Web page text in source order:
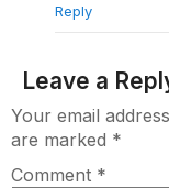
Reply
Leave a
Your email
are marked *
Comment *